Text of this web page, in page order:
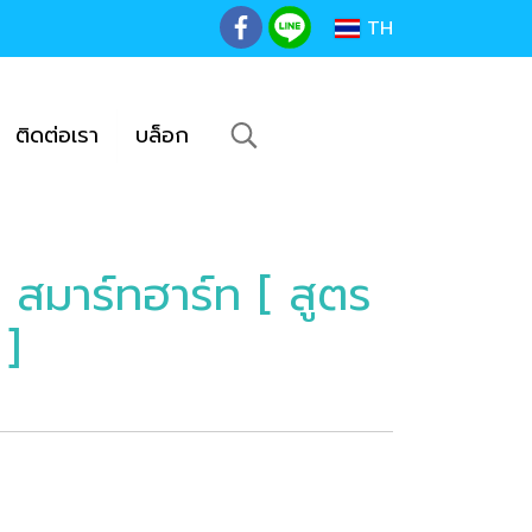
TH
ติดต่อเรา บล็อก
มาร์ทฮาร์ท [ สูตร